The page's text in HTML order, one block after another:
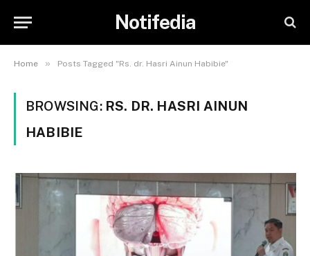
Notifedia
Home » Posts Tagged "Rs. dr. Hasri Ainun Habibie"
BROWSING: RS. DR. HASRI AINUN
HABIBIE